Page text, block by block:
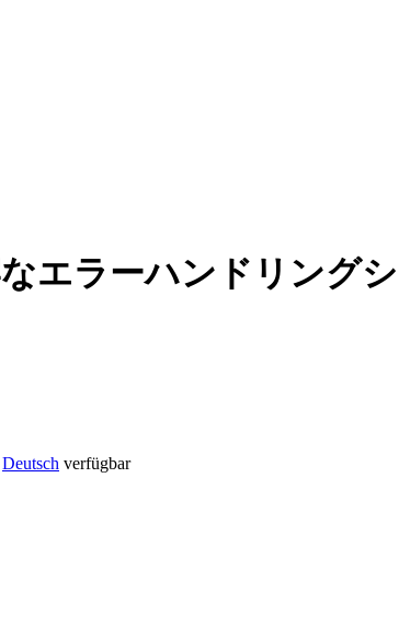
エラーハンドリング
Deutsch verfügbar